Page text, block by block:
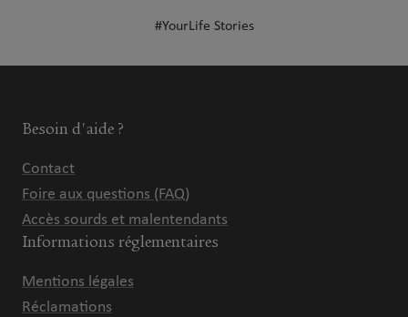
#YourLife Stories
Besoin d'aide ?
Contact
Foire aux questions (FAQ)
Accès sourds et malentendants
Informations réglementaires
Mentions légales
Réclamations